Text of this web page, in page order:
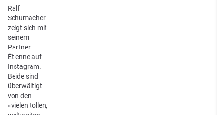
Ralf
Schumacher
zeigt sich mit
seinem
Partner
Étienne auf
Instagram.
Beide sind
überwältigt
von den
«vielen tollen,